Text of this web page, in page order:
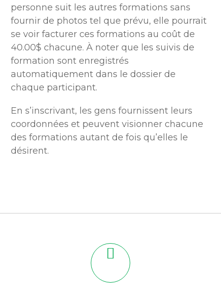
personne suit les autres formations sans
fournir de photos tel que prévu, elle pourrait
se voir facturer ces formations au coût de
40.00$ chacune. À noter que les suivis de
formation sont enregistrés
automatiquement dans le dossier de
chaque participant.
En s’inscrivant, les gens fournissent leurs
coordonnées et peuvent visionner chacune
des formations autant de fois qu’elles le
désirent.